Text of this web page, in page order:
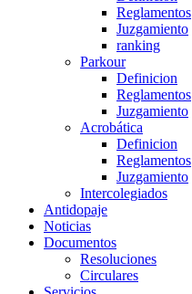
Reglamentos
Juzgamiento
ranking
Parkour
Definicion
Reglamentos
Juzgamiento
Acrobática
Definicion
Reglamentos
Juzgamiento
Intercolegiados
Antidopaje
Noticias
Documentos
Resoluciones
Circulares